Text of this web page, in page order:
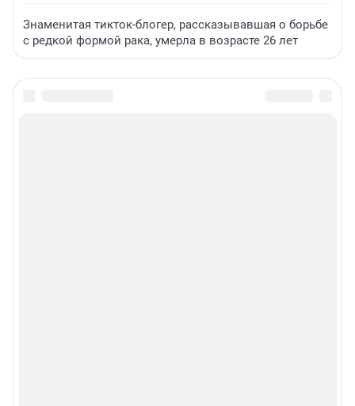
Знаменитая тикток-блогер, рассказывавшая о борьбе
с редкой формой рака, умерла в возрасте 26 лет